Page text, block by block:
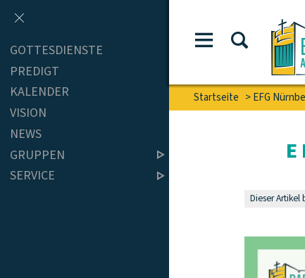
Startseite >EFG
Dieser Artikel
GOTTESDIENSTE
PREDIGT
KALENDER
VISION
NEWS
GRUPPEN
SERVICE